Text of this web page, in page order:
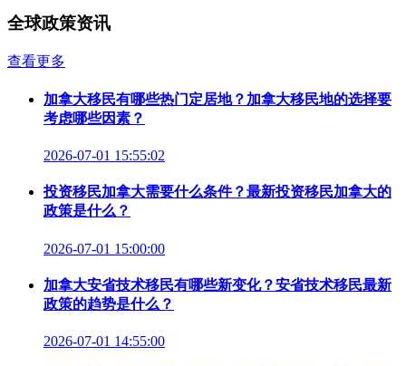
全球政策资讯
查看更多
加拿大移民有哪些热门定居地？加拿大移民地的选择要
考虑哪些因素？
2026-07-01 15:55:02
投资移民加拿大需要什么条件？最新投资移民加拿大的
政策是什么？
2026-07-01 15:00:00
加拿大安省技术移民有哪些新变化？安省技术移民最新
政策的趋势是什么？
2026-07-01 14:55:00